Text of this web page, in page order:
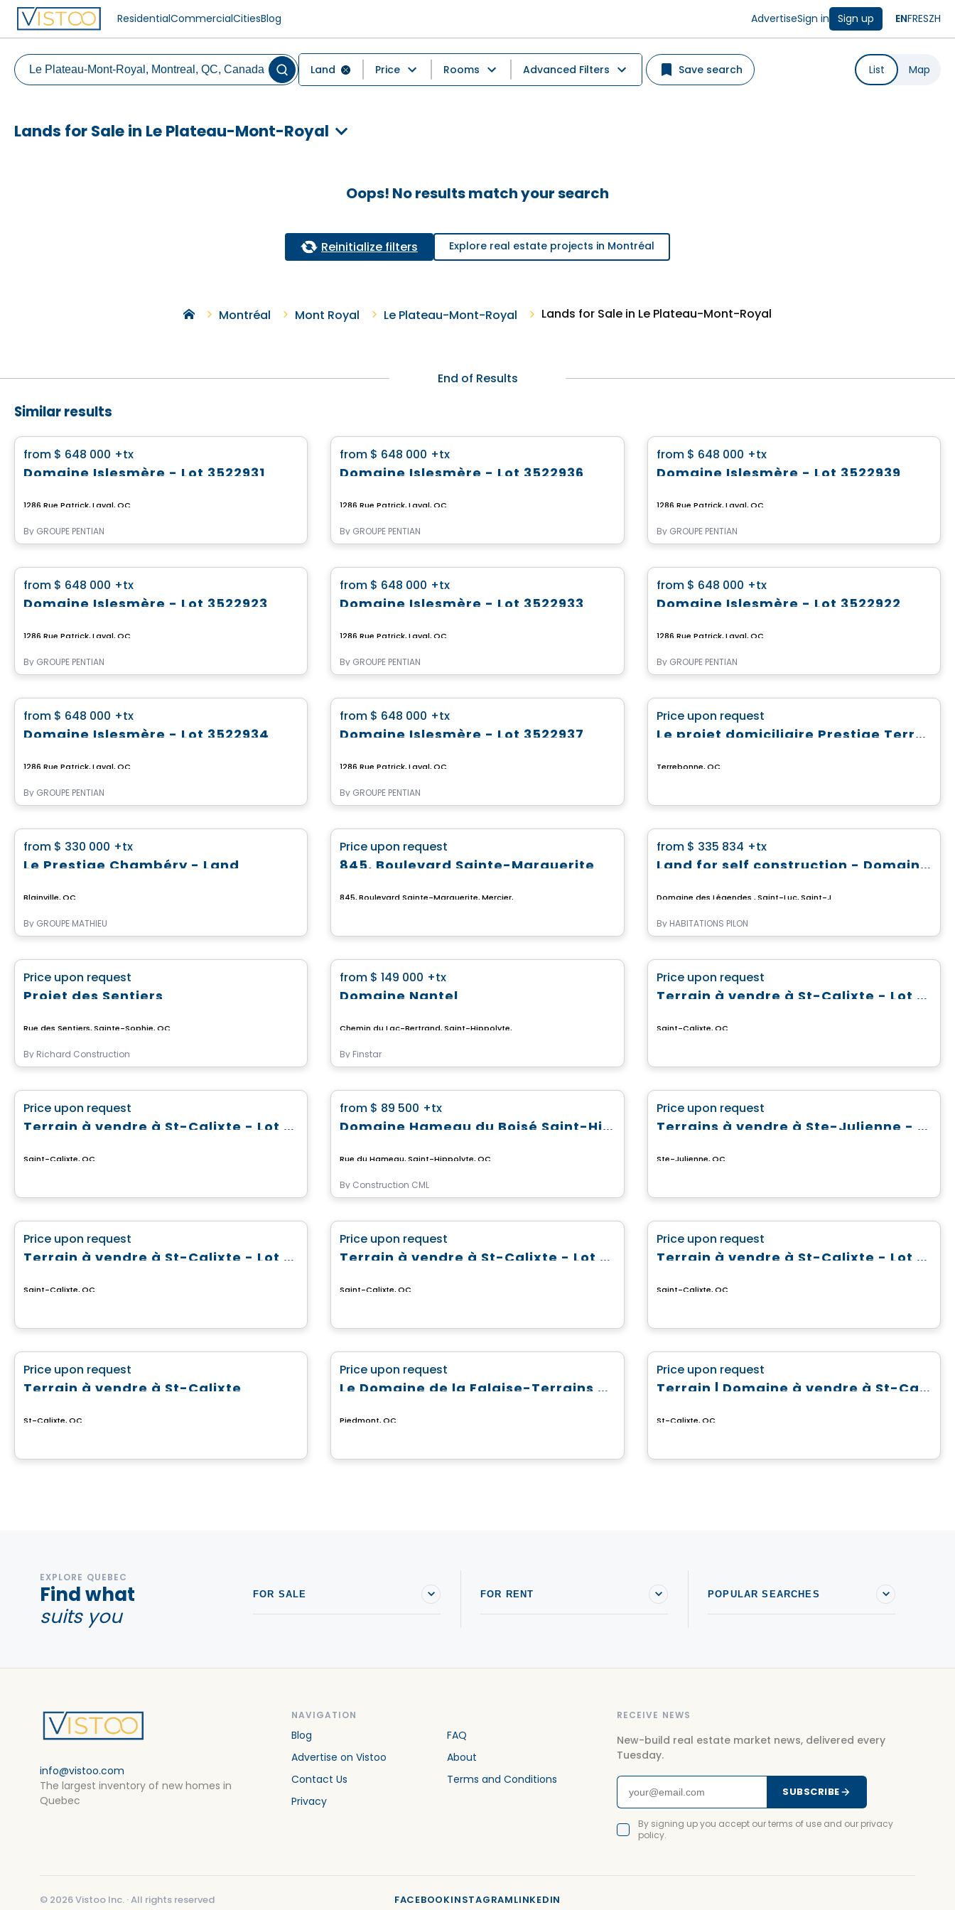
ResidentialCommercialCitiesBlog AdvertiseSign in Sign up ENFRESZH
Land Price Rooms Advanced Filters Save search List Map
Lands for Sale in Le Plateau-Mont-Royal
Oops! No results match your search
Reinitialize filters Explore real estate projects in Montréal
Montréal Mont Royal Le Plateau-Mont-Royal Lands for Sale in Le Plateau-Mont-Royal
End of Results
Similar results
from $ 648 000 +tx
Domaine Islesmère - Lot 3522931
1286 Rue Patrick, Laval, QC
By GROUPE PENTIAN
from $ 648 000 +tx
Domaine Islesmère - Lot 3522936
1286 Rue Patrick, Laval, QC
By GROUPE PENTIAN
from $ 648 000 +tx
Domaine Islesmère - Lot 3522939
1286 Rue Patrick, Laval, QC
By GROUPE PENTIAN
Land
from $ 648 000 +tx
Domaine Islesmère - Lot 3522923
1286 Rue Patrick, Laval, QC
By GROUPE PENTIAN
Land
from $ 648 000 +tx
Domaine Islesmère - Lot 3522933
1286 Rue Patrick, Laval, QC
By GROUPE PENTIAN
Land
from $ 648 000 +tx
Domaine Islesmère - Lot 3522922
1286 Rue Patrick, Laval, QC
By GROUPE PENTIAN
Land
from $ 648 000 +tx
Domaine Islesmère - Lot 3522934
1286 Rue Patrick, Laval, QC
By GROUPE PENTIAN
Land
from $ 648 000 +tx
Domaine Islesmère - Lot 3522937
1286 Rue Patrick, Laval, QC
By GROUPE PENTIAN
Land
Price upon request
Le projet domiciliaire Prestige Terrebonne
Terrebonne, QC
Land
from $ 330 000 +tx
Le Prestige Chambéry - Land
Blainville, QC
By GROUPE MATHIEU
Land
Price upon request
845, Boulevard Sainte-Marguerite
Land
from $ 335 834 +tx
Land for self construction - Domaine des Légendes
By HABITATIONS PILON
Land
Price upon request
Projet des Sentiers
Rue des Sentiers, Sainte-Sophie, QC
By Richard Construction
Land
from $ 149 000 +tx
Domaine Nantel
By Finstar
Land
Price upon request
Terrain à vendre à St-Calixte - Lot #4 869 592
Saint-Calixte, QC
Land
Price upon request
Terrain à vendre à St-Calixte - Lot #4 869 583
Saint-Calixte, QC
Land
from $ 89 500 +tx
Domaine Hameau du Boisé Saint-Hippolyte
Rue du Hameau, Saint-Hippolyte, QC
By Construction CML
Land
Price upon request
Terrains à vendre à Ste-Julienne - Domaine du Boisé du Parc
Ste-Julienne, QC
Land
Price upon request
Terrain à vendre à St-Calixte - Lot #4 630 865
Saint-Calixte, QC
Land
Price upon request
Terrain à vendre à St-Calixte - Lot #4 630 913
Saint-Calixte, QC
Land
Price upon request
Terrain à vendre à St-Calixte - Lot #6 475 821
Saint-Calixte, QC
Land
Price upon request
Terrain à vendre à St-Calixte
St-Calixte, QC
Land
Price upon request
Le Domaine de la Falaise-Terrains prêts à construire
Piedmont, QC
Land
Price upon request
Terrain | Domaine à vendre à St-Calixte
St-Calixte, QC
EXPLORE QUEBEC
Find what
suits you
FOR SALE FOR RENT POPULAR SEARCHES
info@vistoo.com
The largest inventory of new homes in
Quebec
NAVIGATION
Blog
FAQ
Advertise on Vistoo
About
Contact Us
Terms and Conditions
Privacy
RECEIVE NEWS
New-build real estate market news, delivered every
Tuesday.
SUBSCRIBE
By signing up you accept our terms of use and our privacy
policy.
© 2026Vistoo Inc. ·All rights reserved FACEBOOKINSTAGRAMLINKEDIN